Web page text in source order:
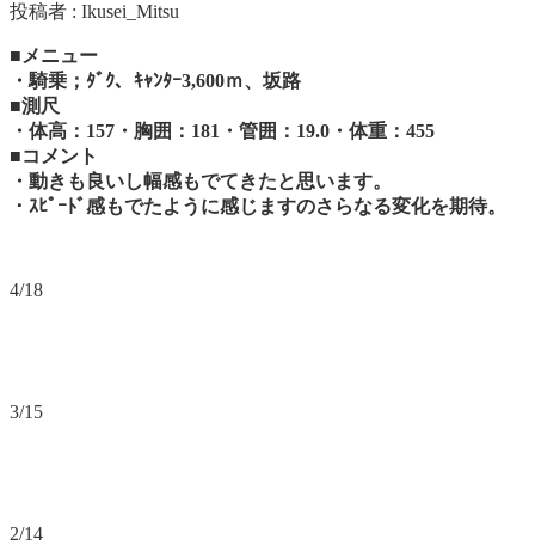
投稿者 : Ikusei_Mitsu
■メニュー
・騎乗；ﾀﾞｸ、ｷｬﾝﾀｰ3,600ｍ、坂路
■測尺
・体高：157・胸囲：181・管囲：19.0・体重：455
■コメント
・動きも良いし幅感もでてきたと思います。
・ｽﾋﾟｰﾄﾞ感もでたように感じますのさらなる変化を期待。
4/18
3/15
2/14